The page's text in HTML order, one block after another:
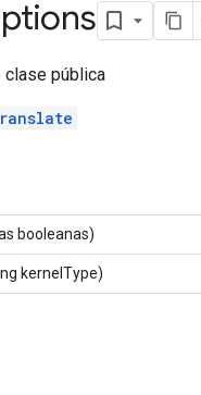
pública
booleanas)
kernelType)